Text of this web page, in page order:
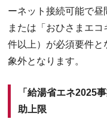
ーネット接続可能で昼
または「おひさまエ
件以上）が必須要件
象外となります。
「給湯省エネ2025
助上限